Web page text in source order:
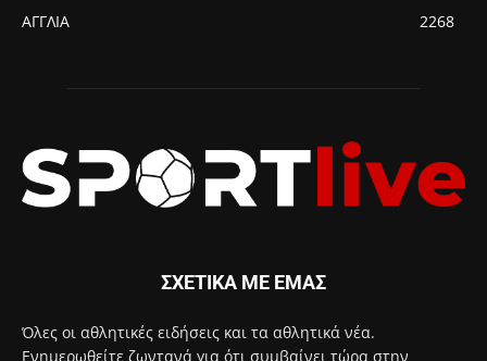
ΑΓΓΛΙΑ
2268
ΣΧΕΤΙΚΑ ΜΕ ΕΜΑΣ
Όλες οι αθλητικές ειδήσεις και τα αθλητικά νέα.
Ενημερωθείτε ζωντανά για ότι συμβαίνει τώρα στην